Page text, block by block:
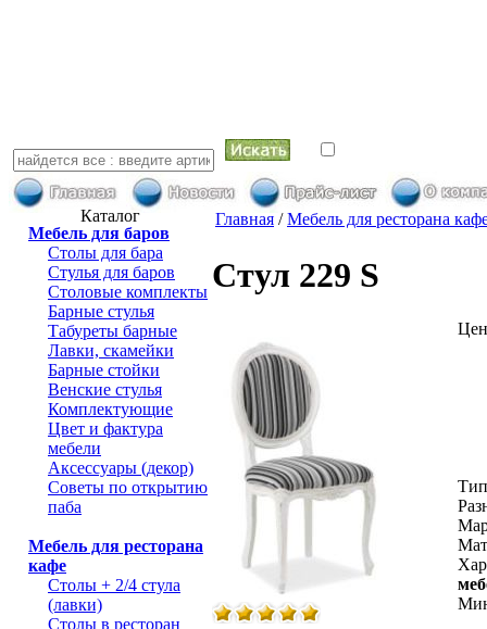
Каталог
Мебель для баров
Столы для бара
Стулья для баров
Столовые комплекты
Барные стулья
Табуреты барные
Лавки, скамейки
Барные стойки
Венские стулья
Комплектующие
Цвет и фактура
мебели
Аксессуары (декор)
Советы по открытию
паба
Мебель для ресторана
кафе
Столы + 2/4 стула
(лавки)
Столы в ресторан
Главная /Мебель для ресторана
Стул 229 S